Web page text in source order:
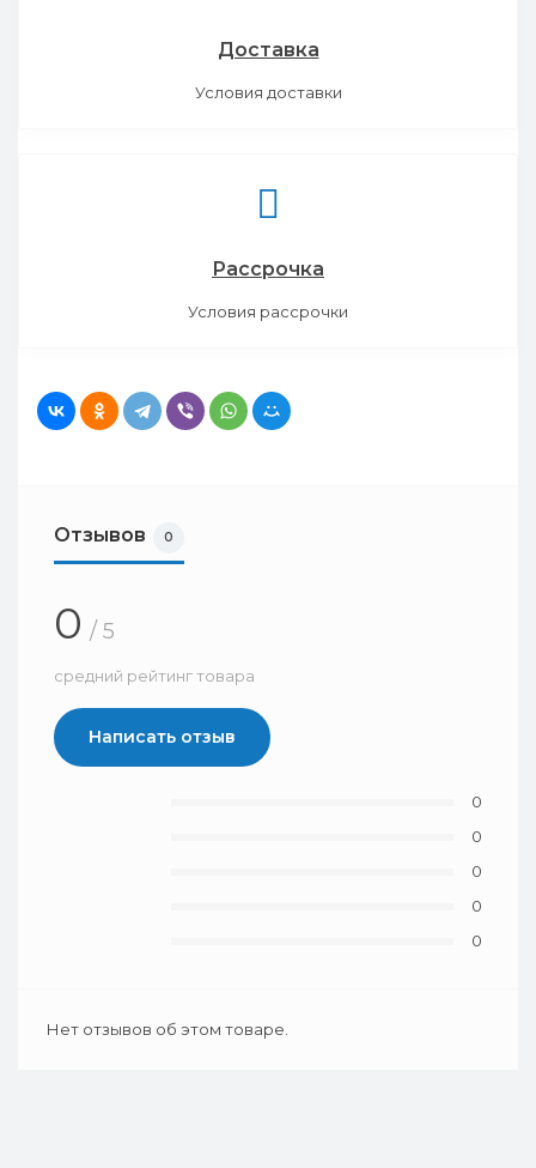
Доставка
Условия доставки
Рассрочка
Условия рассрочки
Отзывов 0
0 / 5
средний рейтинг товара
Написать отзыв
0
0
0
0
0
Нет отзывов об этом товаре.